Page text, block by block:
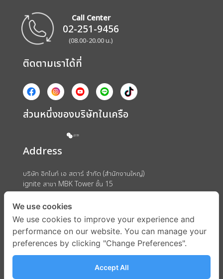
Call Center
02-251-9456
(08.00-20.00 น.)
ติดตามเราได้ที่
ส่วนหนึ่งของบริษัทในเครือ
Address
บริษัท อิกไนท์ เอ สตาร์ จำกัด (สำนักงานใหญ่)
ignite สาขา MBK Tower ชั้น 15
ถนนพญาไท แขวงวังใหม่ เขตปทุมวัน กรุงเทพมหานคร 10330
We use cookies
We use cookies to improve your experience and
performance on our website. You can manage your
preferences by clicking "Change Preferences".
Accept All